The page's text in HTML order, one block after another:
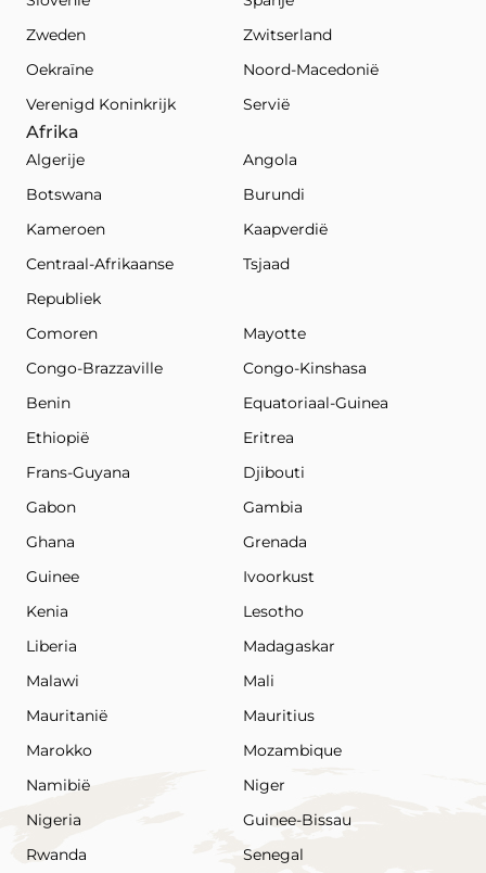
Zweden
Zwitserland
Oekraïne
Noord-Macedonië
Verenigd Koninkrijk
Servië
Afrika
Algerije
Angola
Botswana
Burundi
Kameroen
Kaapverdië
Centraal-Afrikaanse
Republiek
Tsjaad
Comoren
Mayotte
Congo-Brazzaville
Congo-Kinshasa
Benin
Equatoriaal-Guinea
Ethiopië
Eritrea
Frans-Guyana
Djibouti
Gabon
Gambia
Ghana
Grenada
Guinee
Ivoorkust
Kenia
Lesotho
Liberia
Madagaskar
Malawi
Mali
Mauritanië
Mauritius
Marokko
Mozambique
Namibië
Niger
Nigeria
Guinee-Bissau
Rwanda
Senegal